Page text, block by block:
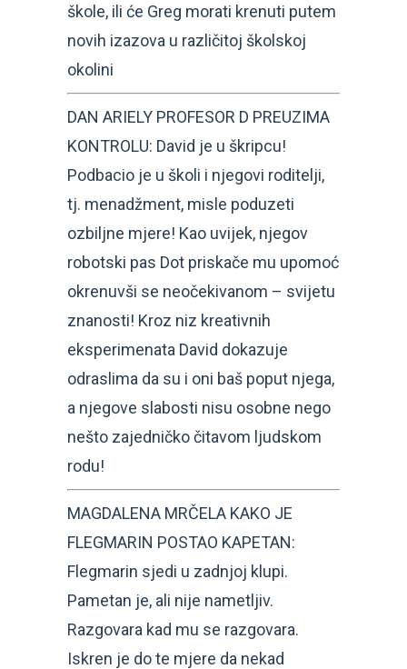
škole, ili će Greg morati krenuti putem
novih izazova u različitoj školskoj
okolini
DAN ARIELY PROFESOR D PREUZIMA
KONTROLU: David je u škripcu!
Podbacio je u školi i njegovi roditelji,
tj. menadžment, misle poduzeti
ozbiljne mjere! Kao uvijek, njegov
robotski pas Dot priskače mu upomoć
okrenuvši se neočekivanom – svijetu
znanosti! Kroz niz kreativnih
eksperimenata David dokazuje
odraslima da su i oni baš poput njega,
a njegove slabosti nisu osobne nego
nešto zajedničko čitavom ljudskom
rodu!
MAGDALENA MRČELA KAKO JE
FLEGMARIN POSTAO KAPETAN:
Flegmarin sjedi u zadnjoj klupi.
Pametan je, ali nije nametljiv.
Razgovara kad mu se razgovara.
Iskren je do te mjere da nekad